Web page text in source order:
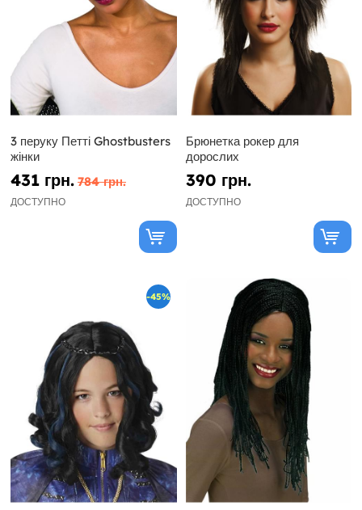
3 перуку Петті Ghostbusters
жінки
431 грн. 784 грн.
ДОСТУПНО
Брюнетка рокер для
дорослих
390 грн.
ДОСТУПНО
-45%